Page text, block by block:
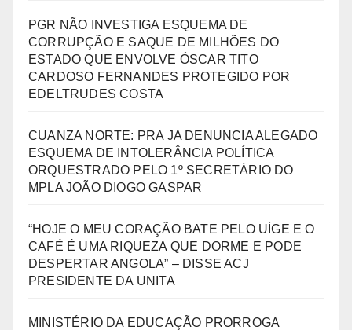
PGR NÃO INVESTIGA ESQUEMA DE
CORRUPÇÃO E SAQUE DE MILHÕES DO
ESTADO QUE ENVOLVE ÓSCAR TITO
CARDOSO FERNANDES PROTEGIDO POR
EDELTRUDES COSTA
CUANZA NORTE: PRA JA DENUNCIA ALEGADO
ESQUEMA DE INTOLERÂNCIA POLÍTICA
ORQUESTRADO PELO 1º SECRETÁRIO DO
MPLA JOÃO DIOGO GASPAR
“HOJE O MEU CORAÇÃO BATE PELO UÍGE E O
CAFÉ É UMA RIQUEZA QUE DORME E PODE
DESPERTAR ANGOLA” – DISSE ACJ
PRESIDENTE DA UNITA
MINISTÉRIO DA EDUCAÇÃO PRORROGA